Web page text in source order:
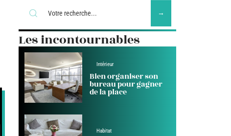
Les incontournables
Intérieur
Bien organiser son
bureau pour gagner
de la place
Habitat